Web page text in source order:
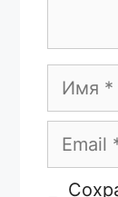
Имя
Email
Сайт